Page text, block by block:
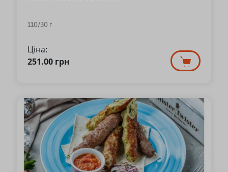
110/30 г
Ціна:
251.00 грн